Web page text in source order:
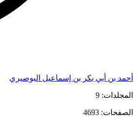
أحمد بن أبي بكر بن إسماعيل البوصيري
المجلدات: 9
الصفحات: 4693